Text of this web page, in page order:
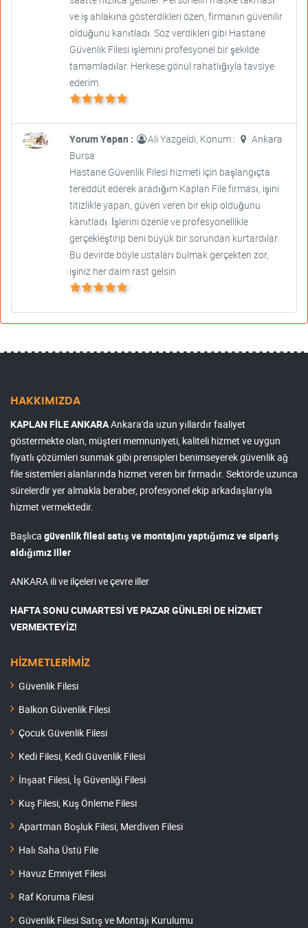
ve iş ahlakına gösterdikleri özen, firmanın güvenilir
olduğunu kanıtladı. Söz verdikleri gibi Hastane
Güvenlik Filesi işlemini profesyonel bir şekilde
tamamladılar. Herkese gönül rahatlığıyla tavsiye
ederim.
Yorum Yapan : Ali Yazgeldi, Konum :
Ankara
Bursa
Hastane Güvenlik Filesi hizmeti için başlangıçta
tereddüt ederek aradığım Kaplan File firması, işini
titizlikle yapan, güven veren bir ekip olduğunu
kanıtladı. İşlerini özenle ve profesyonellikle
gerçekleştirip beni büyük bir sorundan kurtardılar.
Bu devirde böyle ustaları bulmak gerçekten zor,
işiniz her daim rast gelsin
HAKKIMIZDA
KAPLAN FİLE ANKARAAnkara'da uzun yıllardır faaliyet
göstermekte olan, müşteri memnuniyeti, kaliteli hizmet ve uygun
fiyatlı çözümleri sunmak gibi prensipleri benimseyerek güvenlik ağ
file sistemleri alanlarında hizmet veren bir firmadır. Sektörde uzunca
sürelerdir yer almakla beraber, profesyonel ekip arkadaşlarıyla
hizmet vermektedir.
Başlıca güvenlik filesi satış ve montajını yaptığımız ve sipariş
aldığımız iller
ANKARA ili ve ilçeleri ve çevre iller
HAFTA SONU CUMARTESİ VE PAZAR GÜNLERİ DE HİZMET
VERMEKTEYİZ!
HİZMETLERİMİZ
Güvenlik Filesi
Balkon Güvenlik Filesi
Çocuk Güvenlik Filesi
Kedi Filesi, Kedi Güvenlik Filesi
İnşaat Filesi, İş Güvenliği Filesi
Kuş Filesi, Kuş Önleme Filesi
Apartman Boşluk Filesi, Merdiven Filesi
Halı Saha Üstü File
Havuz Emniyet Filesi
Raf Koruma Filesi
Güvenlik Filesi Satış ve Montajı Kurulumu